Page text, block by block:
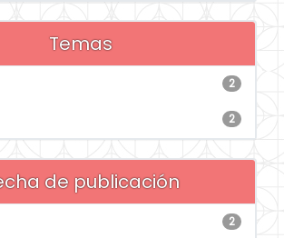
Temas
2
2
de publicación
2